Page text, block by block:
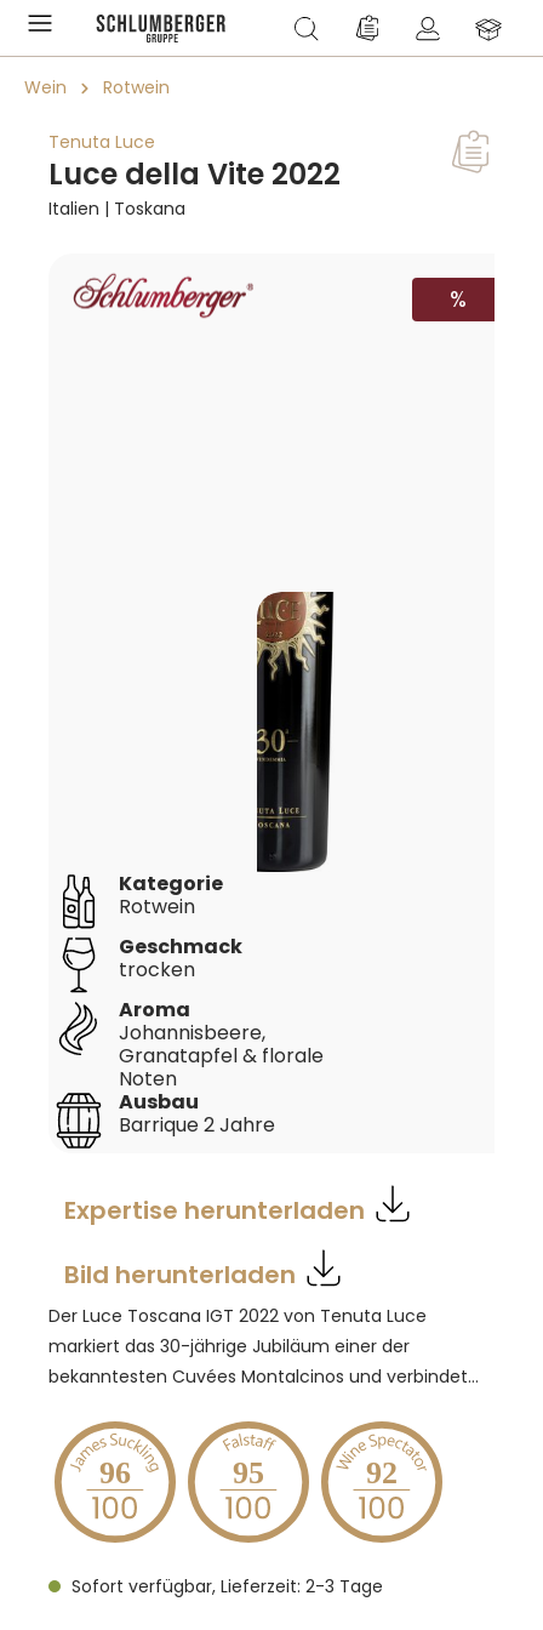
springen Du hast 0 Produkte
Wein Rotwein
Tenuta Luce
Luce della Vite 2022
Italien | Toskana
Bildergalerie überspringen
RABATT
%
Aroma
Johannisbeere,
Granatapfel & florale
Noten
Ausbau
Barrique 2 Jahre
Geschmack
trocken
Kategorie
Rotwein
Expertise herunterladen
Bild herunterladen
Der Luce Toscana IGT 2022 von Tenuta Luce
markiert das 30-jährige Jubiläum einer der
bekanntesten Cuvées Montalcinos und verbindet
Weinbaukunst. Die Komposition aus Sangiovese und
Merlot vereint die Eleganz und Struktur des
Sangiovese mit der Fülle und geschmeidigen Textur
des Merlot. Der Jahrgang 2022 war geprägt von
niederschlagsarmen Frühjahr und einem heißen
96 95 92
Sofort verfügbar, Lieferzeit: 2-3 Tage